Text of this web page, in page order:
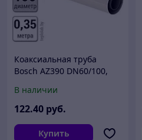
Коаксиальная труба
Bosch AZ390 DN60/100,
В наличии
122.40 руб.
Купить